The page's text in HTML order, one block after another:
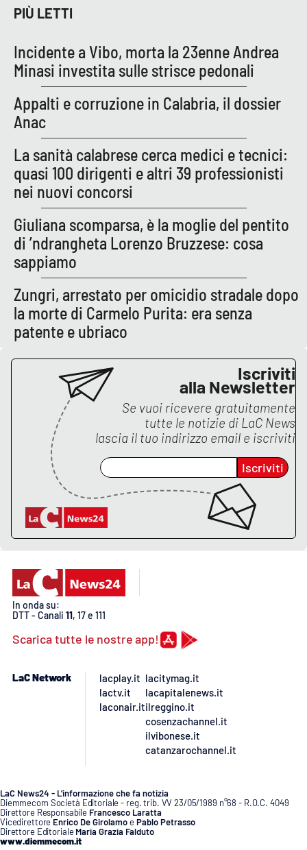
Catanzaro
Crotone
Vibo Valentia
Reggio Calabria
Cosenza
Lamezia Terme
PROGETTI
SPECIALI
Buona Sanità Calabria
LA
CALABRIAVISIONE
Destinazioni
Storie
LAC
NETWORK
Lactv.it
Laconair.it
Lacapitalenews.it
Ilvibonese.it
Catanzarochannel.it
PIÙ LETTI
Incidente a Vibo, morta la 23enne Andrea
Minasi investita sulle strisce pedonali
Appalti e corruzione in Calabria, il dossier
Anac
La sanità calabrese cerca medici e tecnici:
quasi 100 dirigenti e altri 39 professionisti
nei nuovi concorsi
Giuliana scomparsa, è la moglie del pentito
di ’ndrangheta Lorenzo Bruzzese: cosa
sappiamo
Zungri, arrestato per omicidio stradale dopo
la morte di Carmelo Purita: era senza
patente e ubriaco
Iscriviti
alla Newsletter
Se vuoi ricevere gratuitamente
tutte le notizie di LaC News
lascia il tuo indirizzo email e iscriviti
Iscriviti
In onda su:
DTT - Canali 11, 17 e 111
Scarica tutte le nostre app!
LaC Network
lacplay.it
lactv.it
laconair.it
lacitymag.it
lacapitalenews.it
ilreggino.it
cosenzachannel.it
ilvibonese.it
catanzarochannel.it
LaC News24 - L’informazione che fa notizia
Diemmecom Società Editoriale - reg. trib. VV 23/05/1989 n°68 - R.O.C. 4049
Direttore Responsabile Francesco Laratta
Vicedirettore Enrico De GirolamoePablo Petrasso
Direttore Editoriale Maria Grazia Falduto
www.diemmecom.it